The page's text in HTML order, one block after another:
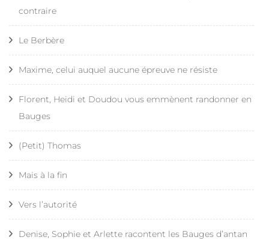
contraire
Le Berbère
Maxime, celui auquel aucune épreuve ne résiste
Florent, Heidi et Doudou vous emmènent randonner en
Bauges
(Petit) Thomas
Mais à la fin
Vers l’autorité
Denise, Sophie et Arlette racontent les Bauges d’antan